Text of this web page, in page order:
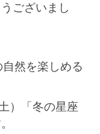
ございまし
然を楽しめる
）「冬の星座